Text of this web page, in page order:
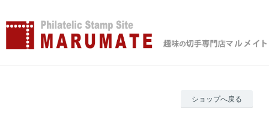
ショップへ戻る